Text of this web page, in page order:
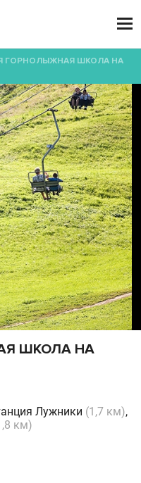

ГОРНОЛЫЖНАЯ ШКОЛА НА
ШКОЛА НА
Лужники (1,7 км),
км)